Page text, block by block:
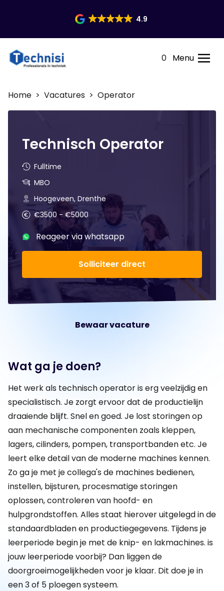
4.9
0 Menu
Home > Vacatures > Operator
Technisch Operator
Fulltime
MBO
Hoogeveen, Drenthe
€3500 - €5000
Reageer via whatsapp
Solliciteer direct
Bewaar vacature
Wat ga je doen?
Het werk als technisch operator is erg veelzijdig en
specialistisch. Je zorgt ervoor dat de productielijn
draaiende blijft. Snel en goed. Je lost storingen op
aan mechanische componenten zoals kleppen,
lagers, cilinders, pompen, transportbanden etc. Je
leert elke detail van de moderne machines kennen.
Zo ga je met je collega's de machines bedienen,
instellen, bijsturen, procesmatige storingen
oplossen, controleren van hoofd- en
hulpgrondstoffen. Alles staat hierover uitgelegd in de
standaardbladen en productiegegevens. Tijdens je
leerperiode begin je met de knip- en lakmachines. is
jouw leerperiode voorbij? Dan liggen de
doorgroeimogelijkheden voor je klaar. Dit doe je in
een 3 of 5 ploegen systeem.